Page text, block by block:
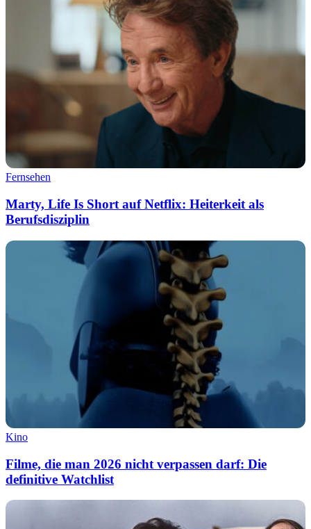
Fernsehen
Marty, Life Is Short auf Netflix: Heiterkeit als
Berufsdisziplin
Kino
Filme, die man 2026 nicht verpassen darf: Die
definitive Watchlist